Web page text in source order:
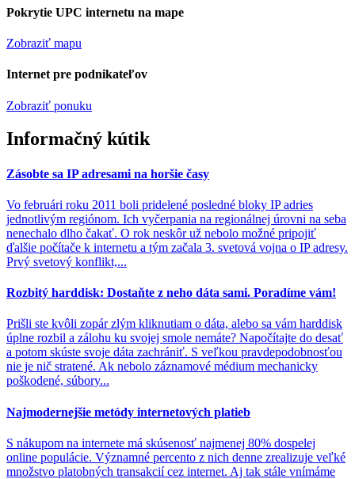
Pokrytie UPC internetu na mape
Zobraziť mapu
Internet pre podnikateľov
Zobraziť ponuku
Informačný kútik
Zásobte sa IP adresami na horšie časy
Vo februári roku 2011 boli pridelené posledné bloky IP adries
jednotlivým regiónom. Ich vyčerpania na regionálnej úrovni na seba
nenechalo dlho čakať. O rok neskôr už nebolo možné pripojiť
ďalšie počítače k internetu a tým začala 3. svetová vojna o IP adresy.
Prvý svetový konflikt,...
Rozbitý harddisk: Dostaňte z neho dáta sami. Poradíme vám!
Prišli ste kvôli zopár zlým kliknutiam o dáta, alebo sa vám harddisk
úplne rozbil a zálohu ku svojej smole nemáte? Napočítajte do desať
a potom skúste svoje dáta zachrániť. S veľkou pravdepodobnosťou
nie je nič stratené. Ak nebolo záznamové médium mechanicky
poškodené, súbory...
Najmodernejšie metódy internetových platieb
S nákupom na internete má skúsenosť najmenej 80% dospelej
online populácie. Významné percento z nich denne zrealizuje veľké
množstvo platobných transakcií cez internet. Aj tak stále vnímáme